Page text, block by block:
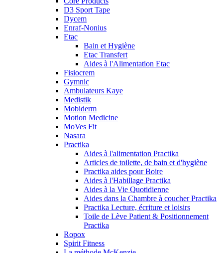
D3 Sport Tape
Dycem
Enraf-Nonius
Etac
Bain et Hygiène
Etac Transfert
Aides à l'Alimentation Etac
Fisiocrem
Gymnic
Ambulateurs Kaye
Medistik
Mobiderm
Motion Medicine
MoVes Fit
Nasara
Practika
Aides à l'alimentation Practika
Articles de toilette, de bain et d'hygiène
Practika aides pour Boire
Aides à l'Habillage Practika
Aides à la Vie Quotidienne
Aides dans la Chambre à coucher Practika
Practika Lecture, écriture et loisirs
Toile de Lève Patient & Positionnement
Practika
Ropox
Spirit Fitness